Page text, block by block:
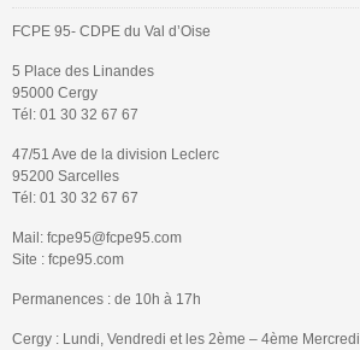
FCPE 95- CDPE du Val d’Oise
5 Place des Linandes
95000 Cergy
Tél: 01 30 32 67 67
47/51 Ave de la division Leclerc
95200 Sarcelles
Tél: 01 30 32 67 67
Mail: fcpe95@fcpe95.com
Site : fcpe95.com
Permanences : de 10h à 17h
Cergy : Lundi, Vendredi et les 2ème – 4ème Mercredi